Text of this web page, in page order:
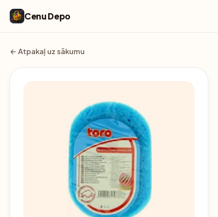
Cenu Depo
← Atpakaļ uz sākumu